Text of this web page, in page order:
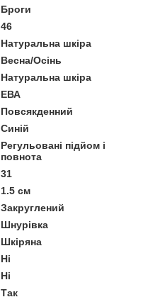
Броги
46
Натуральна шкіра
Весна/Осінь
Натуральна шкіра
ЕВА
Повсякденний
Синій
Регульовані підйом і
повнота
31
1.5 см
Закруглений
Шнурівка
Шкіряна
Ні
Ні
Так